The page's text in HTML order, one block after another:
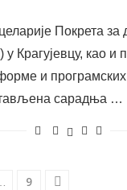
Покрета за
Крагујевцу, као
и
сарадња …
9